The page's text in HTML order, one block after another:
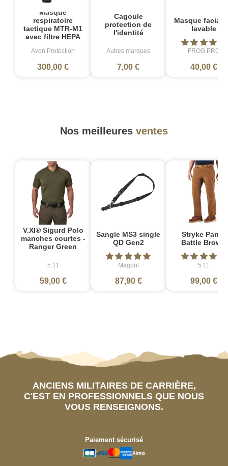
Masque
respiratoire
tactique MTR-M1
avec filtre HEPA
Avon Protection
300,00 €
Cagoule
protection de
l'identité
Autres marques
7,00 €
Masque facial
lavable
FROG.PRO
40,00 €
Nos meilleures ventes
V.XI® Sigurd Polo
manches courtes -
Ranger Green
5.11
59,00 €
Sangle MS3 single
QD Gen2
Magpul
87,90 €
Stryke Pant -
Battle Brown
5.11
99,00 €
ANCIENS MILITAIRES DE CARRIÈRE,
C'EST EN PROFESSIONNELS QUE NOUS
VOUS RENSEIGNONS.
Paiement sécurisé